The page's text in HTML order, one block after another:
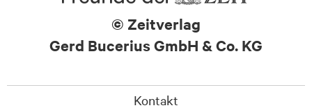
© Zeitverlag
Gerd Bucerius GmbH & Co. KG
Kontakt